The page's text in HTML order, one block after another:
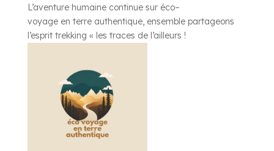
L’aventure humaine continue sur éco–
voyage en terre authentique, ensemble partageons
l’esprit trekking « les traces de l’ailleurs !